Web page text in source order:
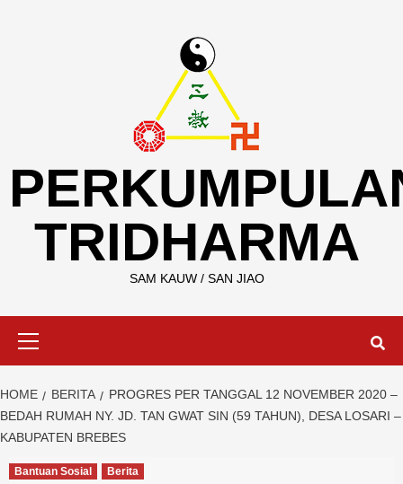
TRIDHARMA
SAM KAUW / SAN JIAO
HOME BERITA
PROGRES PER TANGGAL 12 NOVEMBER 2020 –
BEDAH RUMAH NY. JD. TAN GWAT SIN (59 TAHUN), DESA LOSARI –
KABUPATEN BREBES
Bantuan Sosial Berita